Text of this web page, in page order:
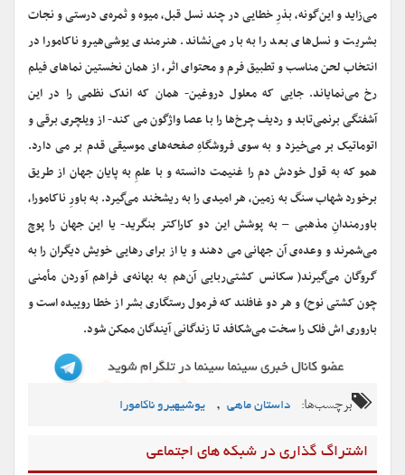
می‌زاید و این‌گونه، بذرِ خطایی در چند نسل قبل، میوه و ثمره‌ی درستی و نجات
بشریت و نسل‌های بعد را به بار می‌نشاند. هنرمندی یوشی‌هیرو ناکامورا در
انتخاب لحن مناسب و تطبیق فرم و محتوای اثر، از همان نخستین نماهای فیلم
رخ می‌نمایاند. جایی که معلول دروغین- همان که اندک نظمی را در این
آشفتگی برنمی‌تابد و ردیف چرخ‌ها را با عصا واژگون می کند- از ویلچری برقی و
اتوماتیک بر می‌خیزد و به سوی فروشگاهِ صفحه‌های موسیقی قدم بر می دارد.
همو که به قول خودش دم را غنیمت دانسته و با علمِ به پایان جهان از طریق
برخورد شهاب سنگ به زمین، هر امیدی را به ریشخند می‌گیرد. به باورِ ناکامورا،
باورمندانِ مذهبی – به پوشش این دو کاراکتر بنگرید- یا این جهان را پوچ
می‌شمرند و وعده‌ی آن جهانی می دهند و یا از برای رهایی خویش دیگران را به
گروگان می‌گیرند( سکانس کشتی‌ربایی آن‌هم به بهانه‌ی فراهم آوردن مأمنی
چون کشتی نوح) و هر دو غافلند که فرمول رستگاری بشر از خطا روییده است و
باروری اش فلک را سخت می‌شکافد تا زندگانی آیندگان ممکن شود.
برچسب‌ها: داستان ماهی , یوشیهیرو ناکامورا
اشتراگ گذاری در شبکه های اجتماعی